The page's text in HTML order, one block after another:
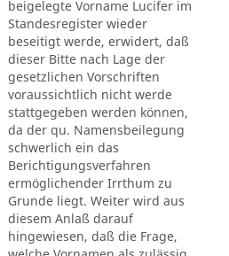
beigelegte Vorname Lucifer im
Standesregister wieder
beseitigt werde, erwidert, daß
dieser Bitte nach Lage der
gesetzlichen Vorschriften
voraussichtlich nicht werde
stattgegeben werden können,
da der qu. Namensbeilegung
schwerlich ein das
Berichtigungsverfahren
ermöglichender Irrthum zu
Grunde liegt. Weiter wird aus
diesem Anlaß darauf
hingewiesen, daß die Frage,